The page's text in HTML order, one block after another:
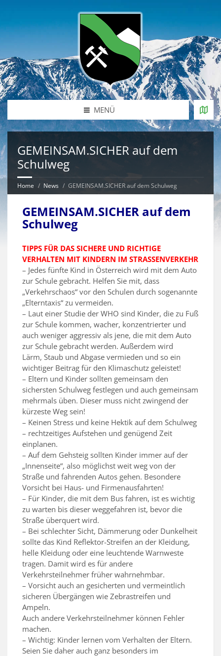
MENÜ
GEMEINSAM.SICHER auf dem
Schulweg
Home News GEMEINSAM.SICHER auf dem Schulweg
GEMEINSAM.SICHER auf dem
Schulweg
TIPPS FÜR DAS SICHERE UND RICHTIGE
VERHALTEN MIT KINDERN IM STRASSENVERKEHR
– Jedes fünfte Kind in Österreich wird mit dem Auto
zur Schule gebracht. Helfen Sie mit, dass
„Verkehrschaos“ vor den Schulen durch sogenannte
„Elterntaxis“ zu vermeiden.
– Laut einer Studie der WHO sind Kinder, die zu Fuß
zur Schule kommen, wacher, konzentrierter und
auch weniger aggressiv als jene, die mit dem Auto
zur Schule gebracht werden. Außerdem wird
Lärm, Staub und Abgase vermieden und so ein
wichtiger Beitrag für den Klimaschutz geleistet!
– Eltern und Kinder sollten gemeinsam den
sichersten Schulweg festlegen und auch gemeinsam
mehrmals üben. Dieser muss nicht zwingend der
kürzeste Weg sein!
– Keinen Stress und keine Hektik auf dem Schulweg
– rechtzeitiges Aufstehen und genügend Zeit
einplanen.
– Auf dem Gehsteig sollten Kinder immer auf der
„Innenseite“, also möglichst weit weg von der
Straße und fahrenden Autos gehen. Besondere
Vorsicht bei Haus- und Firmenausfahrten!
– Für Kinder, die mit dem Bus fahren, ist es wichtig
zu warten bis dieser weggefahren ist, bevor die
Straße überquert wird.
– Bei schlechter Sicht, Dämmerung oder Dunkelheit
sollte das Kind Reflektor-Streifen an der Kleidung,
helle Kleidung oder eine leuchtende Warnweste
tragen. Damit wird es für andere
Verkehrsteilnehmer früher wahrnehmbar.
– Vorsicht auch an gesicherten und vermeintlich
sicheren Übergängen wie Zebrastreifen und
Ampeln.
Auch andere Verkehrsteilnehmer können Fehler
machen.
– Wichtig: Kinder lernen vom Verhalten der Eltern.
Seien Sie daher auch ganz besonders im